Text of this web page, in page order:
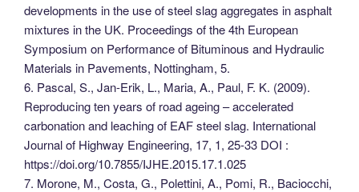
developments in the use of steel slag aggregates in asphalt
mixtures in the UK. Proceedings of the 4th European
Symposium on Performance of Bituminous and Hydraulic
Materials in Pavements, Nottingham, 5.
6. Pascal, S., Jan-Erik, L., Maria, A., Paul, F. K. (2009).
Reproducing ten years of road ageing – accelerated
carbonation and leaching of EAF steel slag. International
Journal of Highway Engineering, 17, 1, 25-33 DOI :
https://doi.org/10.7855/IJHE.2015.17.1.025
7. Morone, M., Costa, G., Polettini, A., Pomi, R., Baciocchi,